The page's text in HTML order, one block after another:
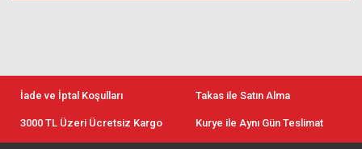
İade ve İptal Koşulları Takas ile Satın Alma
3000 TL Üzeri Ücretsiz Kargo Kurye ile Aynı Gün Teslimat